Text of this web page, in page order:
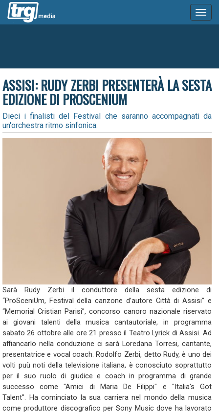
ASSISI: RUDY ZERBI PRESENTERÀ LA SESTA
EDIZIONE DI PROSCENIUM
Dieci i finalisti del Festival che saranno accompagnati da
un'orchestra ritmo sinfonica.
Sarà Rudy Zerbi il conduttore della sesta edizione di
“ProSceniUm, Festival della canzone d’autore Città di Assisi” e
“Memorial Cristian Parisi”, concorso canoro nazionale riservato
ai giovani talenti della musica cantautoriale, in programma
sabato 26 ottobre alle ore 21 presso il Teatro Lyrick di Assisi. Ad
affiancarlo nella conduzione ci sarà Loredana Torresi, cantante,
presentatrice e vocal coach. Rodolfo Zerbi, detto Rudy, è uno dei
volti puù noti della televisione italiana, è conosciuto soprattutto
per il suo ruolo di giudice e coach in programma di grande
successo come "Amici di Maria De Filippi" e "Italia's Got
Talent". Ha cominciato la sua carriera nel mondo della musica
come produttore discografico per Sony Music dove ha lavorato